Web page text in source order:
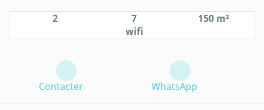
2 7
150 m²
wifi
Contacter WhatsApp